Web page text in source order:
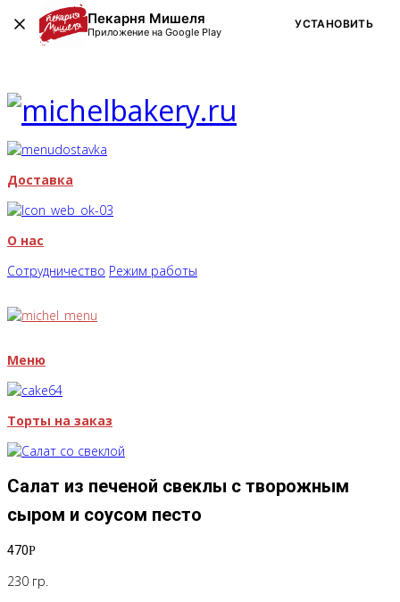
Доставка
О нас
Сотрудничество Режим работы
Меню
Торты на заказ
Салат из печеной свеклы с творожным
сыром и соусом песто
470Р
230 гр.
Пекарня Мишеля
Приложение на Google Play
УСТАНОВИТЬ